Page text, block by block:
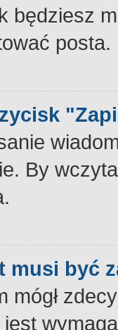
będziesz
posta.
By
musi być
mógł
jest